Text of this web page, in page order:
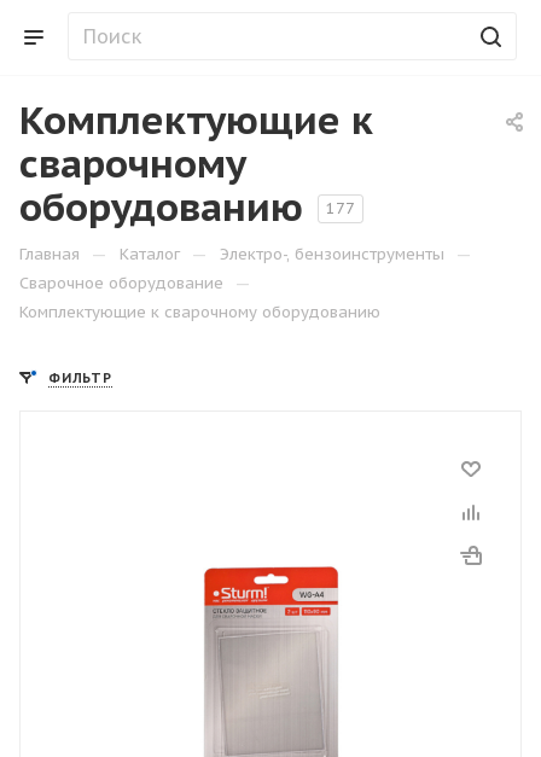
Комплектующие к
сварочному
оборудованию
177
Главная — Каталог — Электро-, бензоинструменты —
Сварочное оборудование —
Комплектующие к сварочному оборудованию
ФИЛЬТР